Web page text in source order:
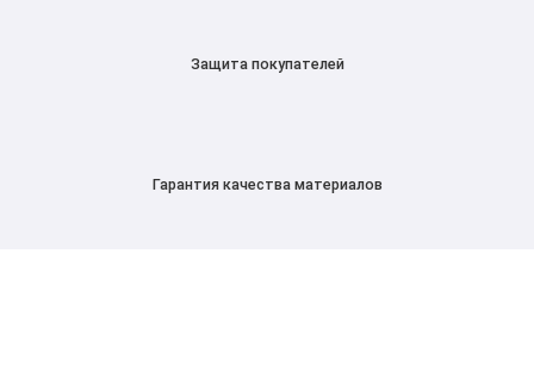
Защита покупателей
Гарантия качества материалов